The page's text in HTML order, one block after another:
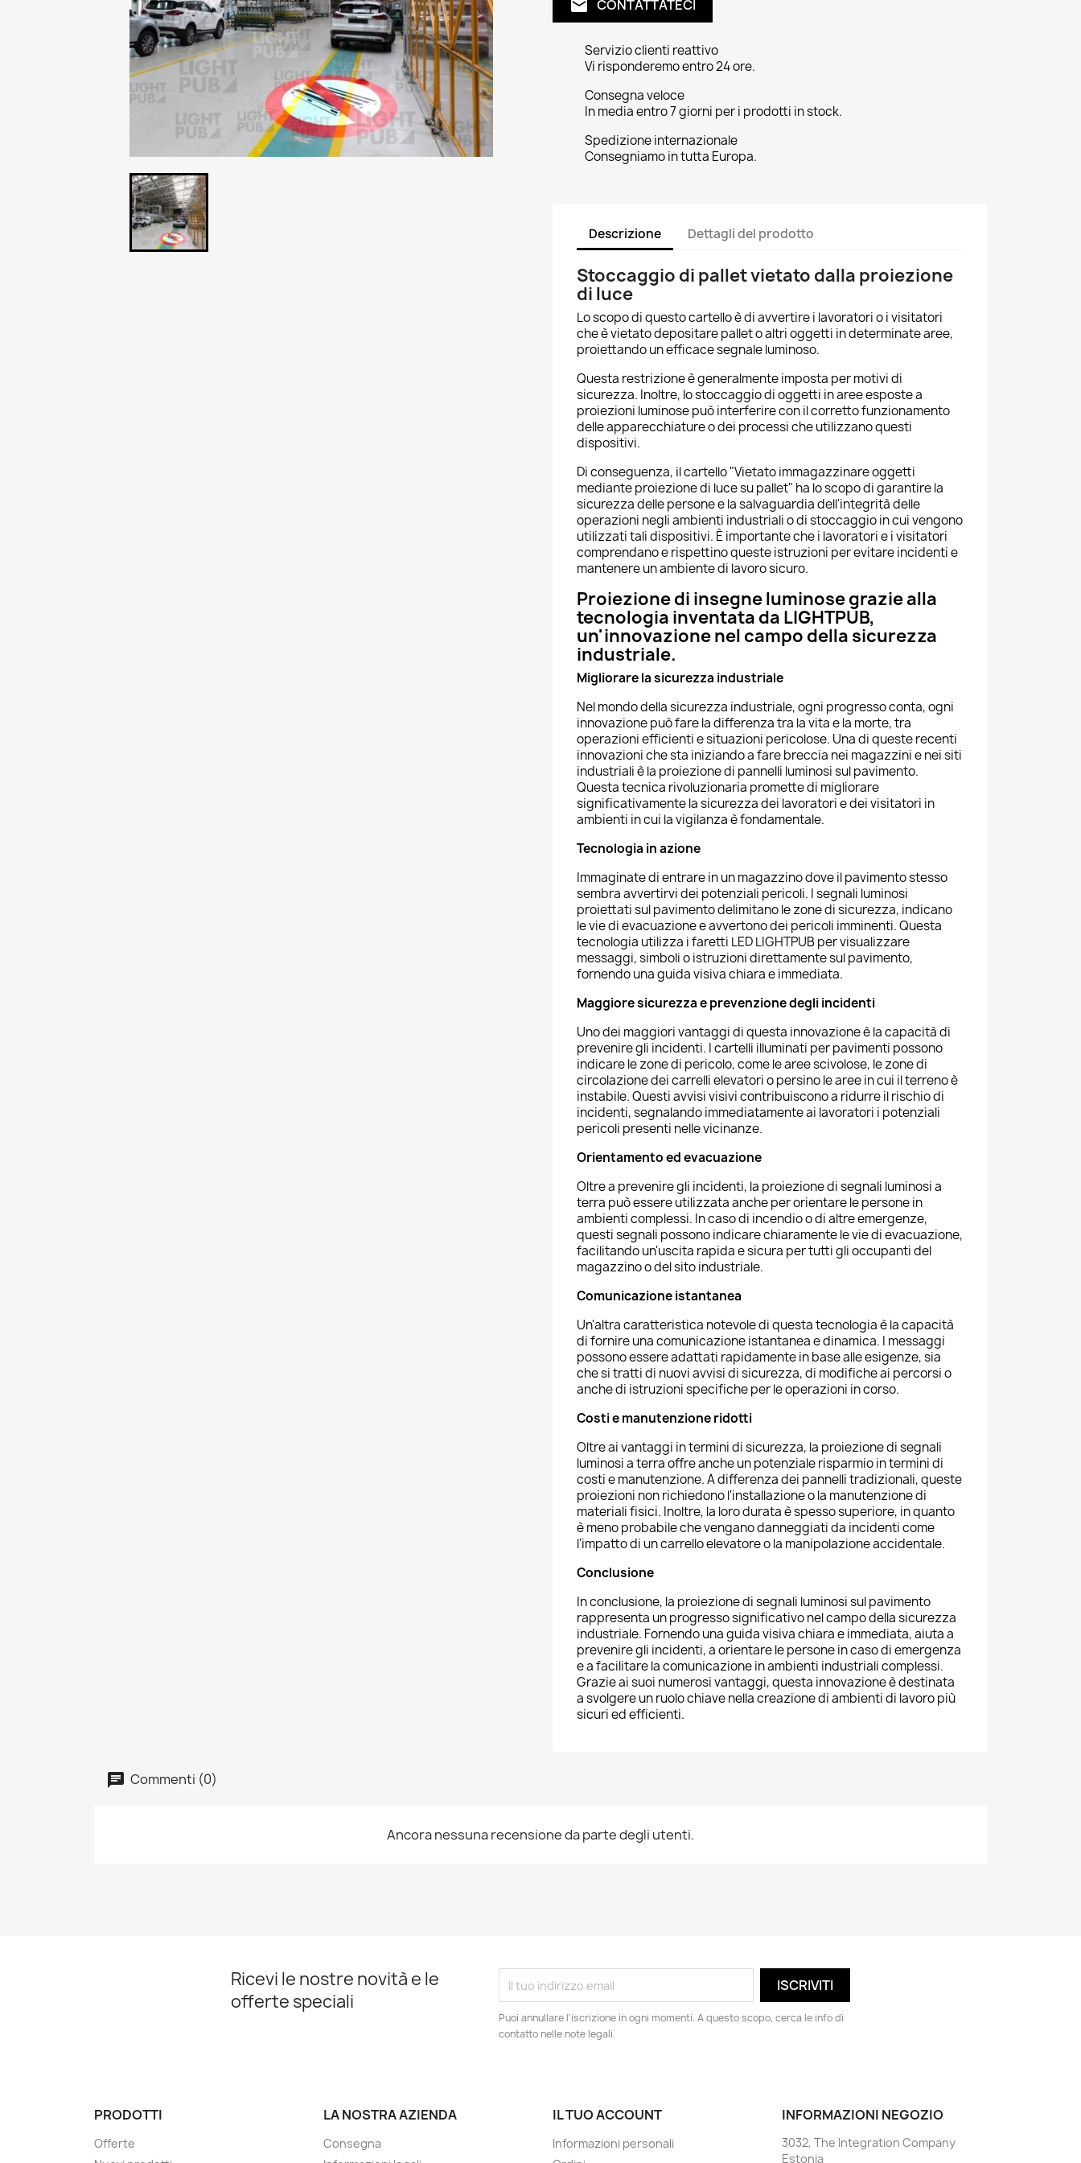
email CONTATTATECI
Servizio clienti reattivo
Vi risponderemo entro 24 ore.
Consegna veloce
In media entro 7 giorni per i prodotti in stock.
Spedizione internazionale
Consegniamo in tutta Europa.
Descrizione Dettagli del prodotto
Stoccaggio di pallet vietato dalla proiezione
di luce
Lo scopo di questo cartello è di avvertire i lavoratori o i visitatori
che è vietato depositare pallet o altri oggetti in determinate aree,
proiettando un efficace segnale luminoso.
Questa restrizione è generalmente imposta per motivi di
sicurezza. Inoltre, lo stoccaggio di oggetti in aree esposte a
proiezioni luminose può interferire con il corretto funzionamento
delle apparecchiature o dei processi che utilizzano questi
dispositivi.
Di conseguenza, il cartello "Vietato immagazzinare oggetti
mediante proiezione di luce su pallet" ha lo scopo di garantire la
sicurezza delle persone e la salvaguardia dell'integrità delle
operazioni negli ambienti industriali o di stoccaggio in cui vengono
utilizzati tali dispositivi. È importante che i lavoratori e i visitatori
comprendano e rispettino queste istruzioni per evitare incidenti e
mantenere un ambiente di lavoro sicuro.
Proiezione di insegne luminose grazie alla
tecnologia inventata da LIGHTPUB,
un'innovazione nel campo della sicurezza
industriale.
Migliorare la sicurezza industriale
Nel mondo della sicurezza industriale, ogni progresso conta, ogni
innovazione può fare la differenza tra la vita e la morte, tra
operazioni efficienti e situazioni pericolose. Una di queste recenti
innovazioni che sta iniziando a fare breccia nei magazzini e nei siti
industriali è la proiezione di pannelli luminosi sul pavimento.
Questa tecnica rivoluzionaria promette di migliorare
significativamente la sicurezza dei lavoratori e dei visitatori in
ambienti in cui la vigilanza è fondamentale.
Tecnologia in azione
Immaginate di entrare in un magazzino dove il pavimento stesso
sembra avvertirvi dei potenziali pericoli. I segnali luminosi
proiettati sul pavimento delimitano le zone di sicurezza, indicano
le vie di evacuazione e avvertono dei pericoli imminenti. Questa
tecnologia utilizza i faretti LED LIGHTPUB per visualizzare
messaggi, simboli o istruzioni direttamente sul pavimento,
fornendo una guida visiva chiara e immediata.
Maggiore sicurezza e prevenzione degli incidenti
Uno dei maggiori vantaggi di questa innovazione è la capacità di
prevenire gli incidenti. I cartelli illuminati per pavimenti possono
indicare le zone di pericolo, come le aree scivolose, le zone di
circolazione dei carrelli elevatori o persino le aree in cui il terreno è
instabile. Questi avvisi visivi contribuiscono a ridurre il rischio di
incidenti, segnalando immediatamente ai lavoratori i potenziali
pericoli presenti nelle vicinanze.
Orientamento ed evacuazione
Oltre a prevenire gli incidenti, la proiezione di segnali luminosi a
terra può essere utilizzata anche per orientare le persone in
ambienti complessi. In caso di incendio o di altre emergenze,
questi segnali possono indicare chiaramente le vie di evacuazione,
facilitando un'uscita rapida e sicura per tutti gli occupanti del
magazzino o del sito industriale.
Comunicazione istantanea
Un'altra caratteristica notevole di questa tecnologia è la capacità
di fornire una comunicazione istantanea e dinamica. I messaggi
possono essere adattati rapidamente in base alle esigenze, sia
che si tratti di nuovi avvisi di sicurezza, di modifiche ai percorsi o
anche di istruzioni specifiche per le operazioni in corso.
Costi e manutenzione ridotti
Oltre ai vantaggi in termini di sicurezza, la proiezione di segnali
luminosi a terra offre anche un potenziale risparmio in termini di
costi e manutenzione. A differenza dei pannelli tradizionali, queste
proiezioni non richiedono l'installazione o la manutenzione di
materiali fisici. Inoltre, la loro durata è spesso superiore, in quanto
è meno probabile che vengano danneggiati da incidenti come
l'impatto di un carrello elevatore o la manipolazione accidentale.
Conclusione
In conclusione, la proiezione di segnali luminosi sul pavimento
rappresenta un progresso significativo nel campo della sicurezza
industriale. Fornendo una guida visiva chiara e immediata, aiuta a
prevenire gli incidenti, a orientare le persone in caso di emergenza
e a facilitare la comunicazione in ambienti industriali complessi.
Grazie ai suoi numerosi vantaggi, questa innovazione è destinata
a svolgere un ruolo chiave nella creazione di ambienti di lavoro più
sicuri ed efficienti.
Commenti (0)
Ancora nessuna recensione da parte degli utenti.
Ricevi le nostre novità e le
offerte speciali
Puoi annullare l'iscrizione in ogni momenti. A questo scopo, cerca le info di
contatto nelle note legali.
PRODOTTI
Offerte
LA NOSTRA AZIENDA
Consegna
IL TUO ACCOUNT
Informazioni personali
INFORMAZIONI NEGOZIO
3032, The Integration Company
Estonia